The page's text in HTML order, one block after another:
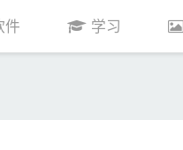
件 学习